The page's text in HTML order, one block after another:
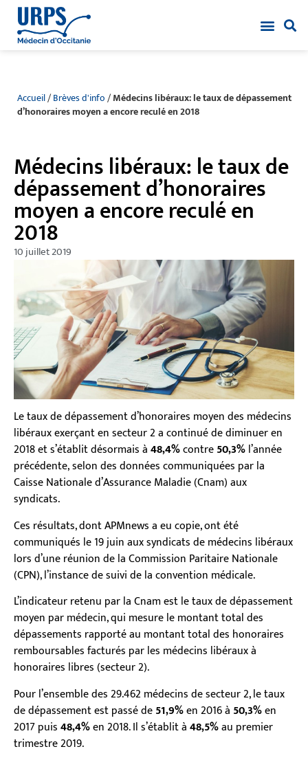
Accueil/Brèves d'info/Médecins libéraux: le taux de dépassement
d’honoraires moyen a encore reculé en 2018
Médecins libéraux: le taux de
dépassement d’honoraires
moyen a encore reculé en
2018
10 juillet 2019
Le taux de dépassement d’honoraires moyen des médecins
libéraux exerçant en secteur 2 a continué de diminuer en
2018 et s’établit désormais à48,4%contre50,3%l’année
précédente, selon des données communiquées par la
Caisse Nationale d’Assurance Maladie (Cnam) aux
syndicats.
Ces résultats, dont APMnews a eu copie, ont été
communiqués le 19 juin aux syndicats de médecins libéraux
lors d’une réunion de la Commission Paritaire Nationale
(CPN), l’instance de suivi de la convention médicale.
L’indicateur retenu par la Cnam est le taux de dépassement
moyen par médecin, qui mesure le montant total des
dépassements rapporté au montant total des honoraires
remboursables facturés par les médecins libéraux à
honoraires libres (secteur 2).
Pour l’ensemble des 29.462 médecins de secteur 2, le taux
de dépassement est passé de51,9%en 2016 à 50,3%en
2017 puis48,4%en 2018. Il s’établit à48,5%au premier
trimestre 2019.